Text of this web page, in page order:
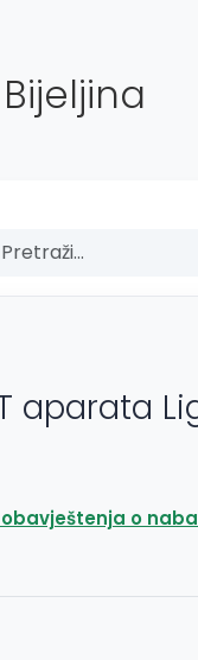
aparata
o